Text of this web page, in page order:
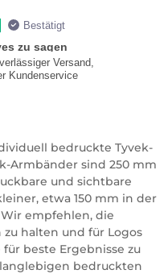
Bestätigt
zu sagen
Versand,
Kundenservice
bedruckte Tyvek-
Armbänder sind 250 mm
und sichtbare
etwa 150 mm in der
empfehlen, die
halten und für Logos
beste Ergebnisse zu
bedruckten